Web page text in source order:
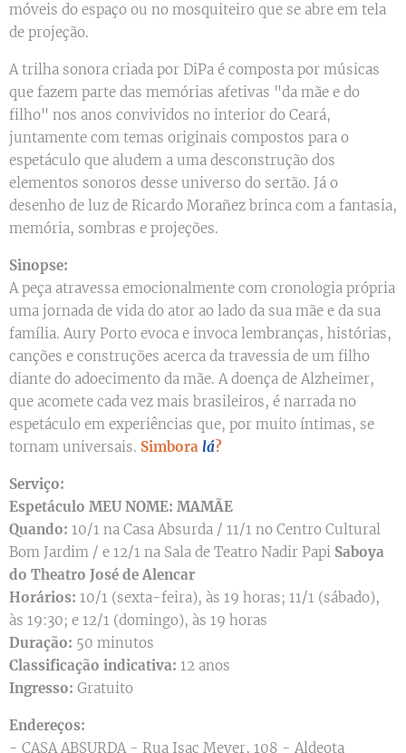
móveis do espaço ou no mosquiteiro que se abre em tela
de projeção.
A trilha sonora criada por DiPa é composta por músicas
que fazem parte das memórias afetivas "da mãe e do
filho" nos anos convividos no interior do Ceará,
juntamente com temas originais compostos para o
espetáculo que aludem a uma desconstrução dos
elementos sonoros desse universo do sertão. Já o
desenho de luz de Ricardo Morañez brinca com a fantasia,
memória, sombras e projeções.
Sinopse:
A peça atravessa emocionalmente com cronologia própria
uma jornada de vida do ator ao lado da sua mãe e da sua
família. Aury Porto evoca e invoca lembranças, histórias,
canções e construções acerca da travessia de um filho
diante do adoecimento da mãe. A doença de Alzheimer,
que acomete cada vez mais brasileiros, é narrada no
espetáculo em experiências que, por muito íntimas, se
tornam universais. Simbora lá?
Serviço:
Espetáculo MEU NOME: MAMÃE
Quando: 10/1 na Casa Absurda / 11/1 no Centro Cultural
Bom Jardim / e 12/1 na Sala de Teatro Nadir Papi Saboya
do Theatro José de Alencar
Horários: 10/1 (sexta-feira), às 19 horas; 11/1 (sábado),
às 19:30; e 12/1 (domingo), às 19 horas
Duração: 50 minutos
Classificação indicativa: 12 anos
Ingresso: Gratuito
Endereços:
- CASA ABSURDA - Rua Isac Meyer, 108 - Aldeota